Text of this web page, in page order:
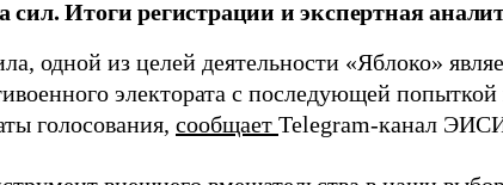
сил. Итоги регистрации и экспертная
одной из целей деятельности «Яблоко»
электората с последующей попыткой
голосования, сообщает Telegram-канал